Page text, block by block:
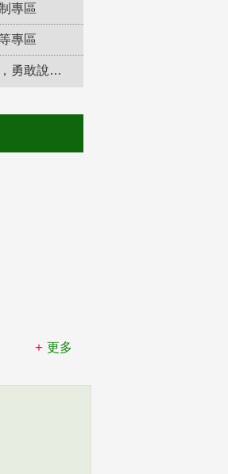
專區
專區
防制校園霸凌，勇敢說出來！
更多